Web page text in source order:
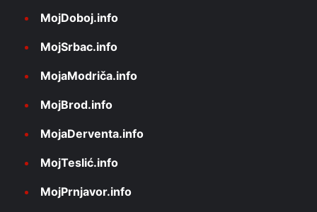
MojDoboj.info
MojSrbac.info
MojaModriča.info
MojBrod.info
MojaDerventa.info
MojTeslić.info
MojPrnjavor.info